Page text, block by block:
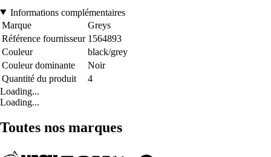
Informations complémentaires
Marque
Greys
Référence fournisseur 1564893
Couleur
black/grey
Couleur dominante
Noir
Quantité du produit
4
Loading...
Loading...
Toutes nos marques